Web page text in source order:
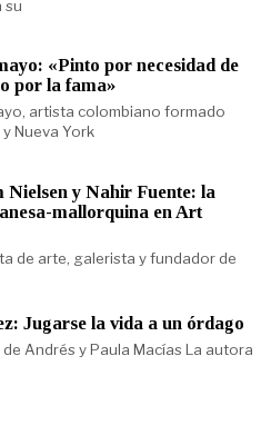
su
«Pinto por necesidad de
por la fama»
artista colombiano formado
Nueva York
y Nahir Fuente: la
mallorquina en Art
de arte, galerista y fundador de
Jugarse la vida a un órdago
Andrés y Paula Macías La autora